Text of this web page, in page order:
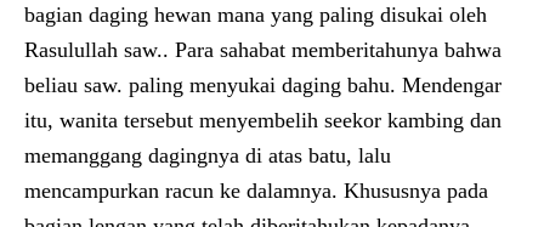
bagian daging hewan mana yang paling disukai oleh
Rasulullah saw.. Para sahabat memberitahunya bahwa
beliau saw. paling menyukai daging bahu. Mendengar
itu, wanita tersebut menyembelih seekor kambing dan
memanggang dagingnya di atas batu, lalu
mencampurkan racun ke dalamnya. Khususnya pada